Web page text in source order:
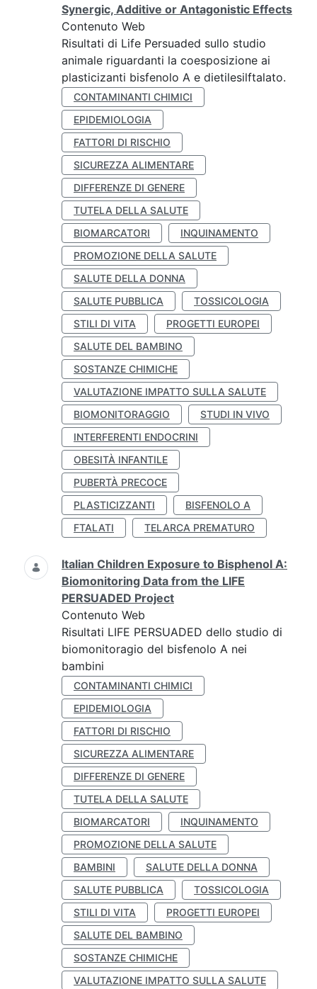
Synergic, Additive or Antagonistic Effects
Contenuto Web
Risultati di Life Persuaded sullo studio
animale riguardanti la coesposizione ai
plasticizanti bisfenolo A e dietilesilftalato.
CONTAMINANTI CHIMICI
EPIDEMIOLOGIA
FATTORI DI RISCHIO
SICUREZZA ALIMENTARE
DIFFERENZE DI GENERE
TUTELA DELLA SALUTE
BIOMARCATORI
INQUINAMENTO
PROMOZIONE DELLA SALUTE
SALUTE DELLA DONNA
SALUTE PUBBLICA
TOSSICOLOGIA
STILI DI VITA
PROGETTI EUROPEI
SALUTE DEL BAMBINO
SOSTANZE CHIMICHE
VALUTAZIONE IMPATTO SULLA SALUTE
BIOMONITORAGGIO
STUDI IN VIVO
INTERFERENTI ENDOCRINI
OBESITÀ INFANTILE
PUBERTÀ PRECOCE
PLASTICIZZANTI
BISFENOLO A
FTALATI
TELARCA PREMATURO
Italian Children Exposure to Bisphenol A:
Biomonitoring Data from the LIFE
PERSUADED Project
Contenuto Web
Risultati LIFE PERSUADED dello studio di
biomonitoragio del bisfenolo A nei
bambini
CONTAMINANTI CHIMICI
EPIDEMIOLOGIA
FATTORI DI RISCHIO
SICUREZZA ALIMENTARE
DIFFERENZE DI GENERE
TUTELA DELLA SALUTE
BIOMARCATORI
INQUINAMENTO
PROMOZIONE DELLA SALUTE
BAMBINI
SALUTE DELLA DONNA
SALUTE PUBBLICA
TOSSICOLOGIA
STILI DI VITA
PROGETTI EUROPEI
SALUTE DEL BAMBINO
SOSTANZE CHIMICHE
VALUTAZIONE IMPATTO SULLA SALUTE